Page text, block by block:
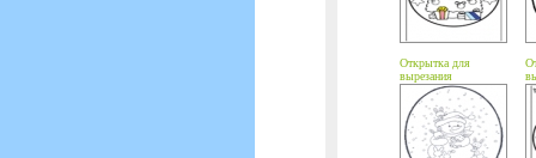
Открытка для
вырезания
Рождество 2